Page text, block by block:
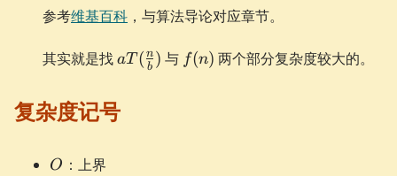
参考维基百科 ，与算法导论对应章节。
其实就是找 aT(\frac{n}
{b})
aT ( b
n ) 与 f(n)
f(n) 两个部分复杂度较大的。
复杂度记号
O
O ：上界